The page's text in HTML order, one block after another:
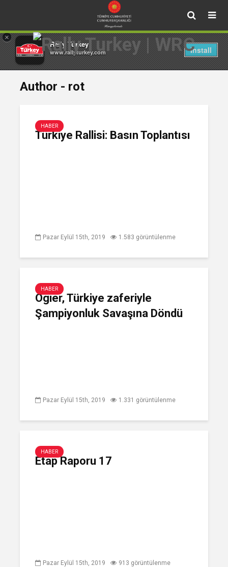
×
Rally Turkey
www.rallyturkey.com Install
Author - rot
HABER
Türkiye Rallisi: Basın Toplantısı
Pazar Eylül 15th, 2019 1.583 görüntülenme
HABER
Ogier, Türkiye zaferiyle
Şampiyonluk Savaşına Döndü
Pazar Eylül 15th, 2019 1.331 görüntülenme
HABER
Etap Raporu 17
Pazar Eylül 15th, 2019 913 görüntülenme